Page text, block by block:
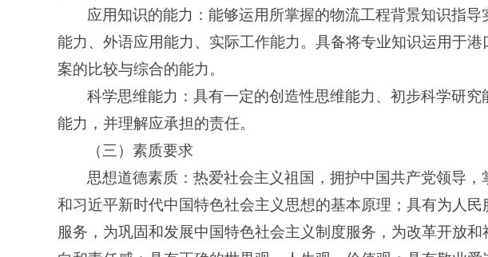
应用知识的能力：能够运用所掌握的物流工程背景知识指导
能力、外语应用能力、实际工作能力。具备将专业知识运用于
案的比较与综合的能力。
科学思维能力：具有一定的创造性思维能力、初步科学研
能力，并理解应承担的责任。
（三）素质要求
思想道德素质：热爱社会主义祖国，拥护中国共产党领导
和习近平新时代中国特色社会主义思想的基本原理；具有为人
服务，为巩固和发展中国特色社会主义制度服务，为改革开放